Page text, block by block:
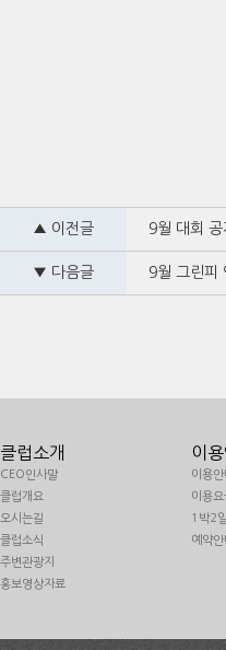
▲ 이전글 9월 대회 공
▼ 다음글 9월 그린피
클럽소개
CEO인사말
클럽개요
오시는길
클럽소식
주변관광지
홍보영상자료
이용
이용안
이용요
1박2
예약안